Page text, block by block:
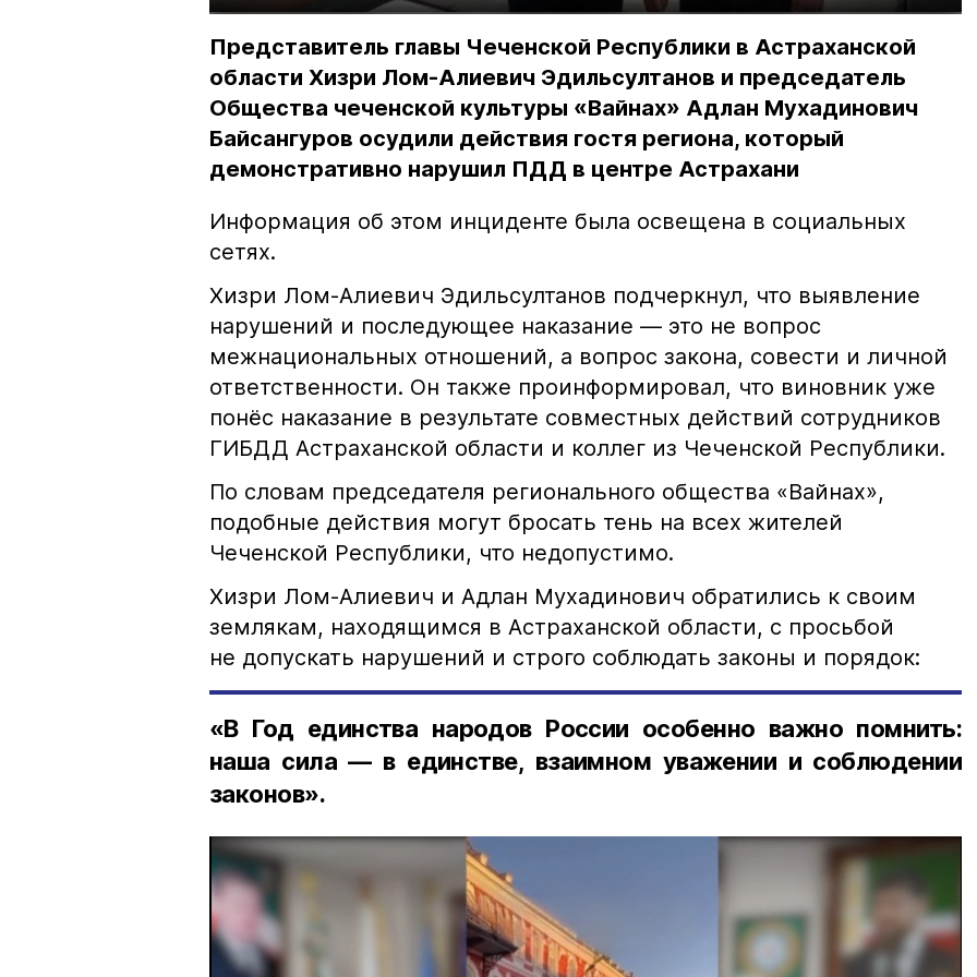
Представитель главы Чеченской Республики в Астраханской
области Хизри Лом-Алиевич Эдильсултанов и председатель
Общества чеченской культуры «Вайнах» Адлан Мухадинович
Байсангуров осудили действия гостя региона, который
демонстративно нарушил ПДД в центре Астрахани
Информация об этом инциденте была освещена в социальных
сетях.
Хизри Лом-Алиевич Эдильсултанов подчеркнул, что выявление
нарушений и последующее наказание — это не вопрос
межнациональных отношений, а вопрос закона, совести и личной
ответственности. Он также проинформировал, что виновник уже
понёс наказание в результате совместных действий сотрудников
ГИБДД Астраханской области и коллег из Чеченской Республики.
По словам председателя регионального общества «Вайнах»,
подобные действия могут бросать тень на всех жителей
Чеченской Республики, что недопустимо.
Хизри Лом-Алиевич и Адлан Мухадинович обратились к своим
землякам, находящимся в Астраханской области, с просьбой
не допускать нарушений и строго соблюдать законы и порядок:
«В Год единства народов России особенно важно помнить:
наша сила — в единстве, взаимном уважении и соблюдении
законов».